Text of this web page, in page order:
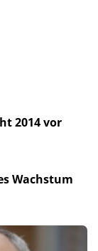
2014 vor
Wachstum